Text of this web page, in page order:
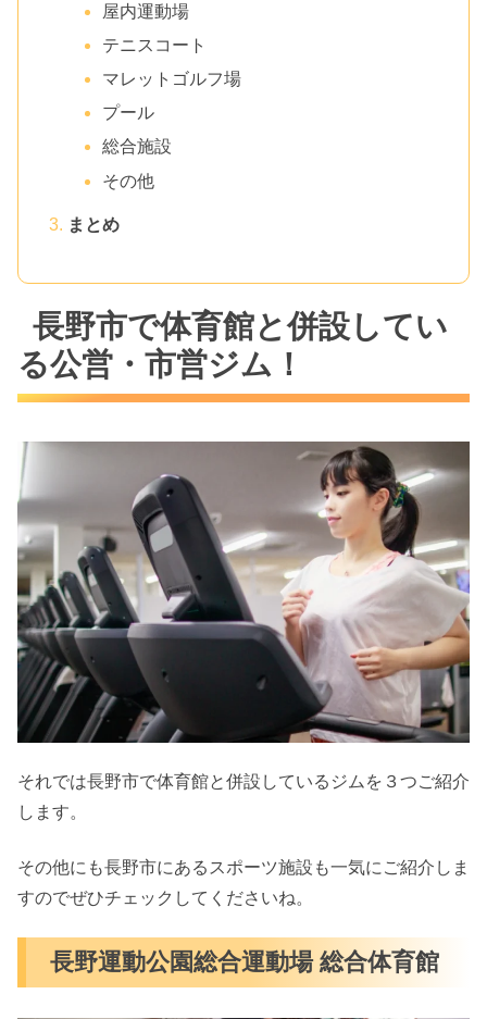
屋内運動場
テニスコート
マレットゴルフ場
プール
総合施設
その他
まとめ
長野市で体育館と併設してい
る公営・市営ジム！
それでは長野市で体育館と併設しているジムを３つご紹介
します。
その他にも長野市にあるスポーツ施設も一気にご紹介しま
すのでぜひチェックしてくださいね。
長野運動公園総合運動場 総合体育館